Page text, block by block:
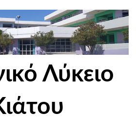
Λύκειο